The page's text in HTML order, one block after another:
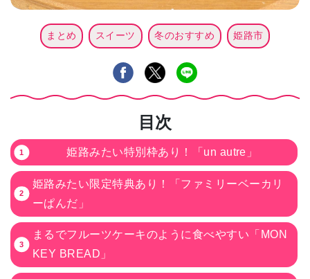
まとめ スイーツ 冬のおすすめ 姫路市
目次
姫路みたい特別枠あり！「un autre」
姫路みたい限定特典あり！「ファミリーベーカリ
ーぱんだ」
まるでフルーツケーキのように食べやすい「MON
KEY BREAD」